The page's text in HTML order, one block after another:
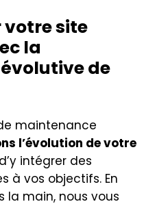
votre site
la
de
maintenance
l’évolution de votre
intégrer des
à vos objectifs. En
main, nous vous